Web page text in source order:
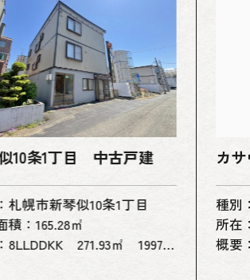
10条1丁目 中古戸建
札幌市新琴似10条1丁目
積：165.28㎡
8LLDDKK 271.93㎡ 1997
カ
種別
所在
概要